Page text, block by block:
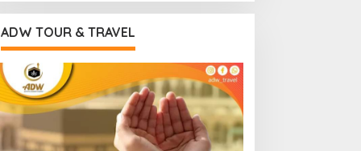
ADW TOUR & TRAVEL